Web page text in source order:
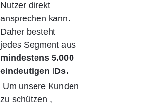
Nutzer direkt
ansprechen kann.
Daher besteht
jedes Segment aus
mindestens 5.000
eindeutigen IDs.
Um unsere Kunden
zu schützen ,